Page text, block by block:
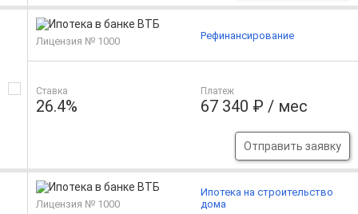
Лицензия № 1000
Ставка
26.4%
Платеж
67 340 ₽ / мес
Отправить заявку
Рефинансирование
Лицензия № 1000
Ипотека на строительство
дома